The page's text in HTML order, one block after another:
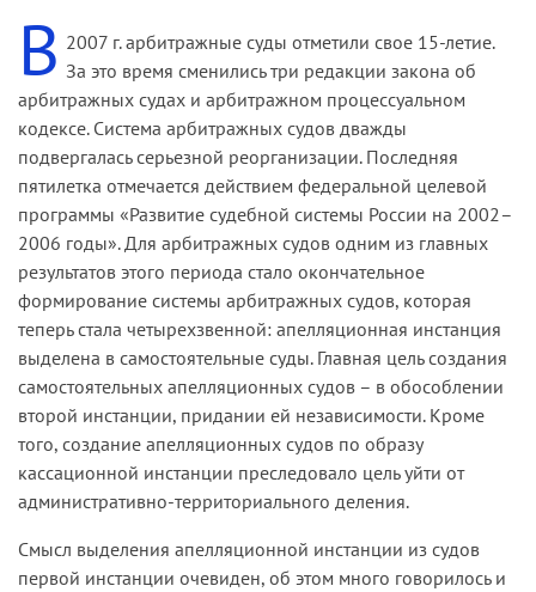
В 2007 г. арбитражные суды отметили свое 15-летие.
За это время сменились три редакции закона об
арбитражных судах и арбитражном процессуальном
кодексе. Система арбитражных судов дважды
подвергалась серьезной реорганизации. Последняя
пятилетка отмечается действием федеральной целевой
программы «Развитие судебной системы России на 2002–
2006 годы». Для арбитражных судов одним из главных
результатов этого периода стало окончательное
формирование системы арбитражных судов, которая
теперь стала четырехзвенной: апелляционная инстанция
выделена в самостоятельные суды. Главная цель создания
самостоятельных апелляционных судов – в обособлении
второй инстанции, придании ей независимости. Кроме
того, создание апелляционных судов по образу
кассационной инстанции преследовало цель уйти от
административно-территориального деления.
Смысл выделения апелляционной инстанции из судов
первой инстанции очевиден, об этом много говорилось и